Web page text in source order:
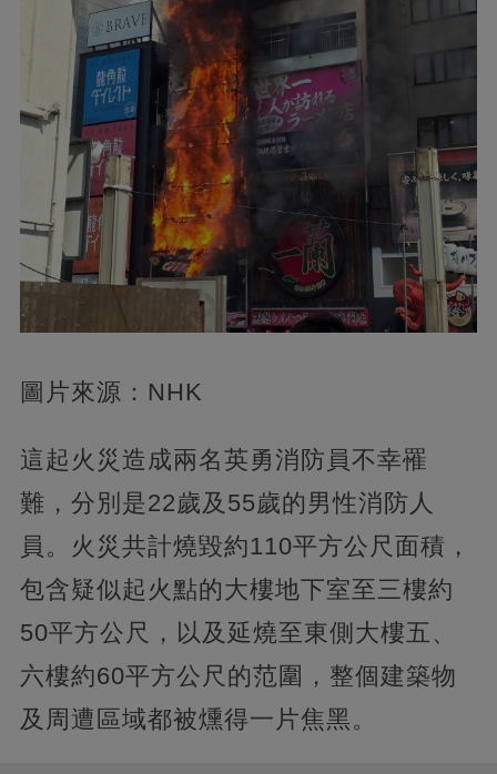
圖片來源：NHK
這起火災造成兩名英勇消防員不幸罹
難，分別是22歲及55歲的男性消防人
員。火災共計燒毀約110平方公尺面積，
包含疑似起火點的大樓地下室至三樓約
50平方公尺，以及延燒至東側大樓五、
六樓約60平方公尺的范圍，整個建築物
及周遭區域都被燻得一片焦黑。